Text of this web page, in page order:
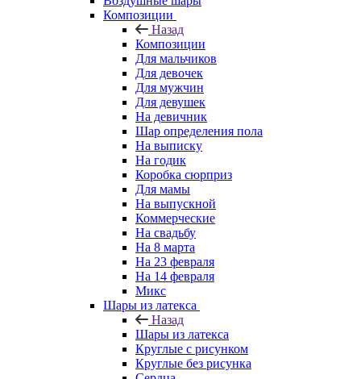
Композиции
Назад
Композиции
Для мальчиков
Для девочек
Для мужчин
Для девушек
На девичник
Шар определения пола
На выписку
На годик
Коробка сюрприз
Для мамы
На выпускной
Коммерческие
На свадьбу
На 8 марта
На 23 февраля
На 14 февраля
Микс
Шары из латекса
Назад
Шары из латекса
Круглые с рисунком
Круглые без рисунка